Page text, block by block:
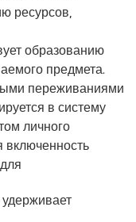
ресурсов,
образованию
предмета.
переживаниями
в систему
личного